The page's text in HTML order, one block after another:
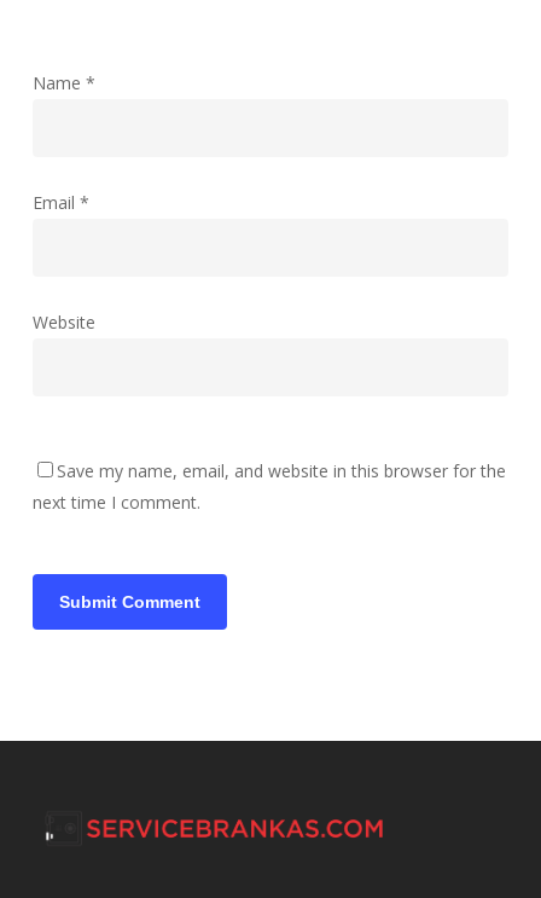
Name *
Email *
Website
Save my name, email, and website in this browser for the
next time I comment.